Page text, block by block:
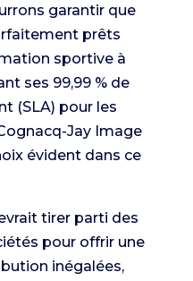
garantir que
prêts
sportive à
ses 99,99 % de
(SLA) pour les
Jay Image
évident dans ce
tirer parti des
pour offrir une
inégalées,